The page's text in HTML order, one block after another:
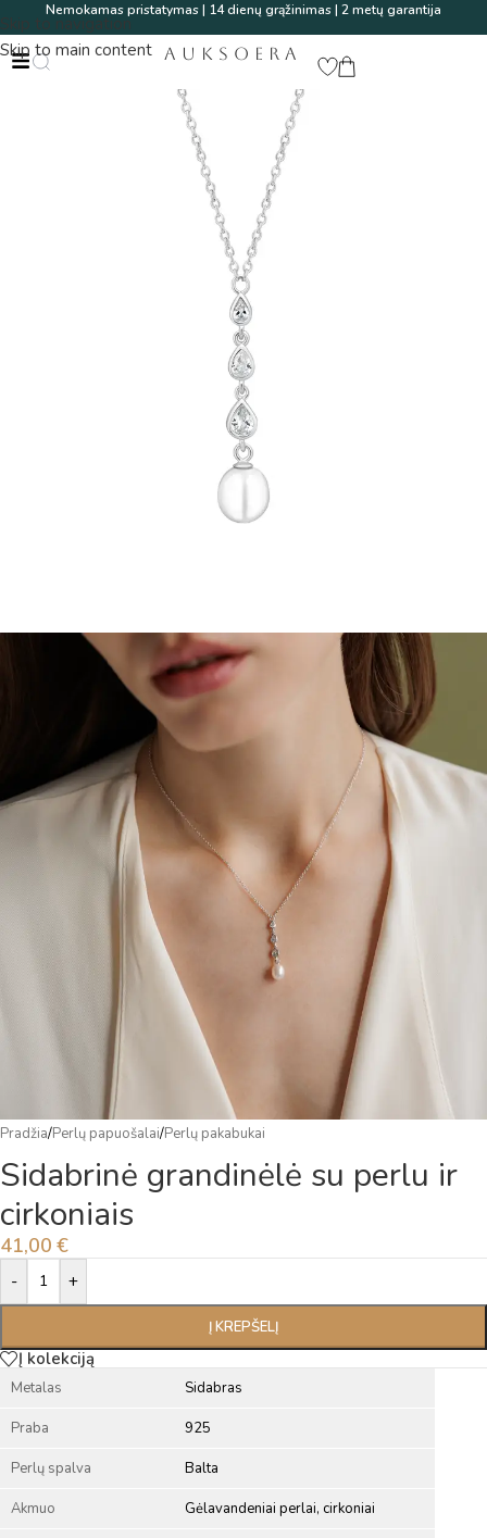
Skip to navigation
Skip to main content
Nemokamas pristatymas | 14 dienų grąžinimas | 2 metų garantija
AUKSOERA
Pradžia/Perlų papuošalai/Perlų pakabukai
Sidabrinė grandinėlė su perlu ir
cirkoniais
41,00 €
- +
Į KREPŠELĮ
Alternative:
Į kolekciją
Metalas Sidabras
Praba 925
Perlų spalva Balta
Akmuo Gėlavandeniai perlai, cirkoniai